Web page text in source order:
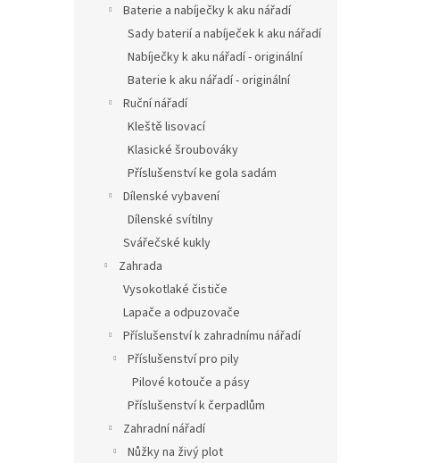
Baterie a nabíječky k aku nářadí
Sady baterií a nabíječek k aku nářadí
Nabíječky k aku nářadí - originální
Baterie k aku nářadí - originální
Ruční nářadí
Kleště lisovací
Klasické šroubováky
Příslušenství ke gola sadám
Dílenské vybavení
Dílenské svítilny
Svářečské kukly
Zahrada
Vysokotlaké čističe
Lapače a odpuzovače
Příslušenství k zahradnímu nářadí
Příslušenství pro pily
Pilové kotouče a pásy
Příslušenství k čerpadlům
Zahradní nářadí
Nůžky na živý plot